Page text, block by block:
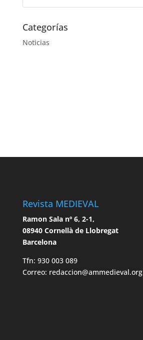
Categorías
Noticias
Revista MEDIEVAL
Ramon Sala nº 6, 2-1,
08940 Cornellà de Llobregat
Barcelona
Tfn: 930 003 089
Correo: redaccion@ammedieval.org